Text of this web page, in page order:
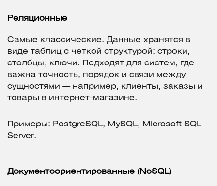
Реляционные
Самые классические. Данные хранятся в
виде таблиц с четкой структурой: строки,
столбцы, ключи. Подходят для систем, где
важна точность, порядок и связи между
сущностями — например, клиенты, заказы и
товары в интернет-магазине.
Примеры: PostgreSQL, MySQL, Microsoft SQL
Server.
Документоориентированные (NoSQL)